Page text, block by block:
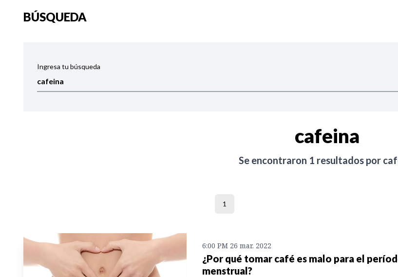
BÚSQUEDA
Ingresa tu búsqueda
cafeina
Se encontraron 1 resultados por
1
6:00 PM 26 mar. 2022
¿Por qué tomar café es malo para el
menstrual?